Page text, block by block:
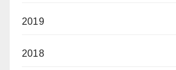
2019
2018